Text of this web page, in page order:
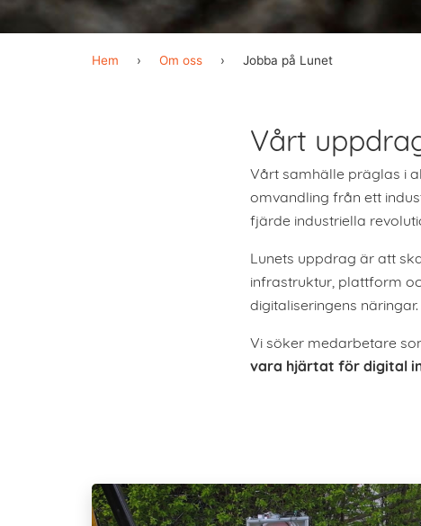
Hem › Om oss › Jobba på Lunet
Vårt
Vårt samhälle präglas i
omvandling från ett
fjärde industriella
Lunets uppdrag är att
infrastruktur, plattform
digitaliseringens näringar.
Vi söker medarbetare
vara hjärtat för digital